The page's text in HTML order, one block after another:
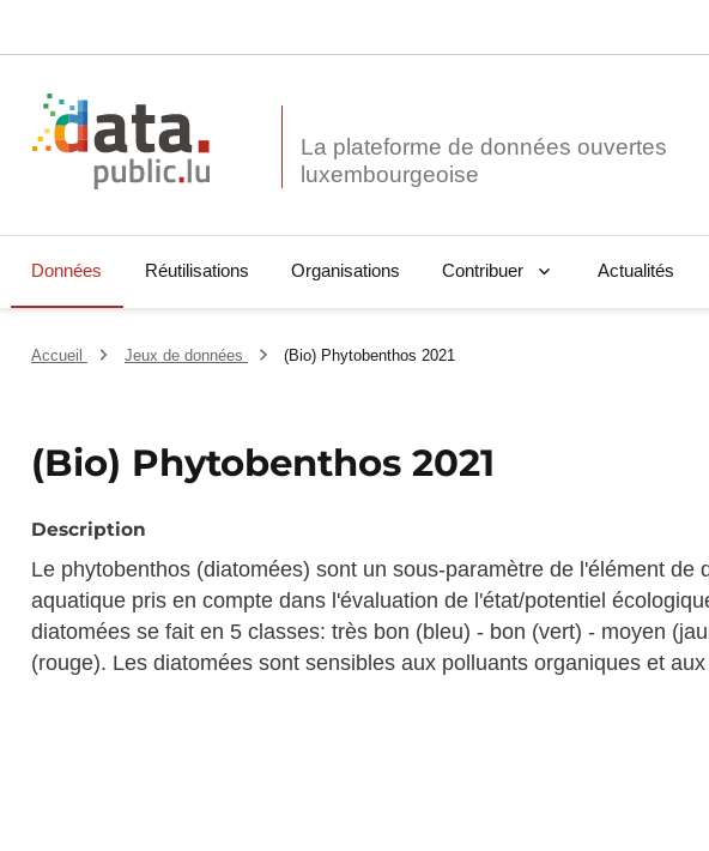
La plateforme de données ouvertes
Données Réutilisations Organisations Contribuer Actualités
Accueil Jeux de données (Bio) Phytobenthos 2021
(Bio) Phytobenthos 2021
Description
Le phytobenthos (diatomées) sont un sous-paramètre de l'élément de
aquatique pris en compte dans l'évaluation de l'état/potentiel
diatomées se fait en 5 classes: très bon (bleu) - bon (vert) - moyen
(rouge). Les diatomées sont sensibles aux polluants organiques et